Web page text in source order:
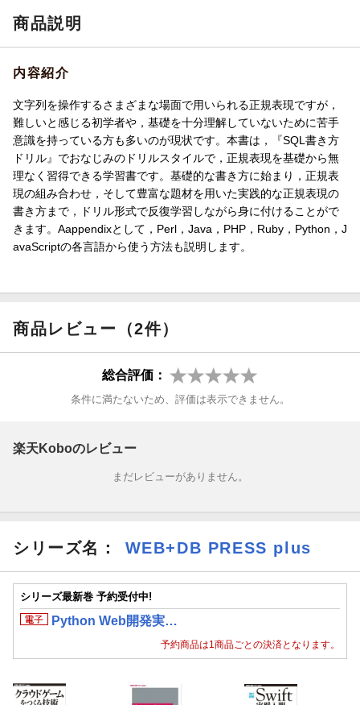
商品説明
内容紹介
文字列を操作するさまざまな場面で用いられる正規表現ですが，
難しいと感じる初学者や，基礎を十分理解していないために苦手
意識を持っている方も多いのが現状です。本書は，『SQL書き方
ドリル』でおなじみのドリルスタイルで，正規表現を基礎から無
理なく習得できる学習書です。基礎的な書き方に始まり，正規表
現の組み合わせ，そして豊富な題材を用いた実践的な正規表現の
書き方まで，ドリル形式で反復学習しながら身に付けることがで
きます。Aappendixとして，Perl，Java，PHP，Ruby，Python，J
avaScriptの各言語から使う方法も説明します。
商品レビュー（2件）
総合評価：
条件に満たないため、評価は表示できません。
楽天Koboのレビュー
まだレビューがありません。
シリーズ名： WEB+DB PRESS plus
シリーズ最新巻 予約受付中!
Python Web開発実…
予約商品は1商品ごとの決済となります。